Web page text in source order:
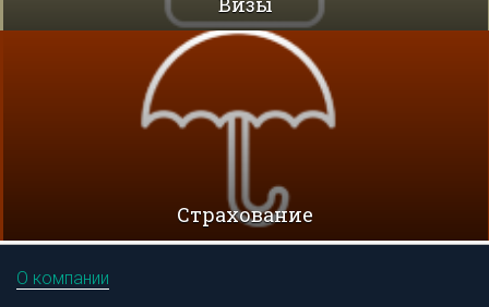
Cтрахование
О компании